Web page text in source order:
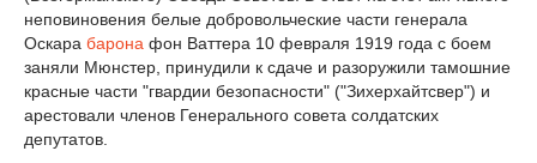
неповиновения белые добровольческие части генерала
Оскара барона фон Ваттера 10 февраля 1919 года с боем
заняли Мюнстер, принудили к сдаче и разоружили тамошние
красные части "гвардии безопасности" ("Зихерхайтсвер") и
арестовали членов Генерального совета солдатских
депутатов.